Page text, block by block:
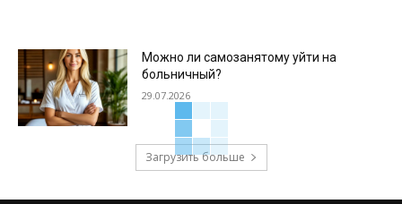
Можно ли самозанятому уйти на
больничный?
29.07.2026
Загрузить больше